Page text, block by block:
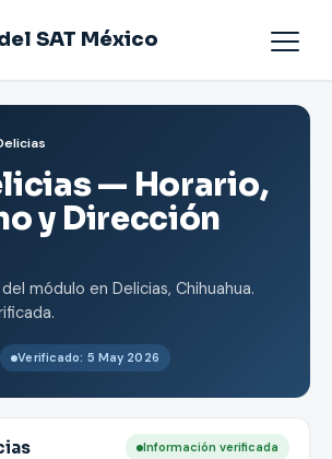
SAT México
— Horario,
y Dirección
módulo en Delicias, Chihuahua.
Verificado: 5 May 2026
Información verificada